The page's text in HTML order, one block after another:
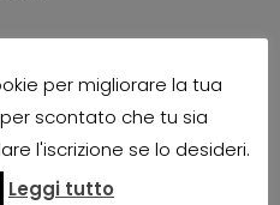
per migliorare la tua
scontato che tu sia
l'iscrizione se lo desideri.
Leggi tutto